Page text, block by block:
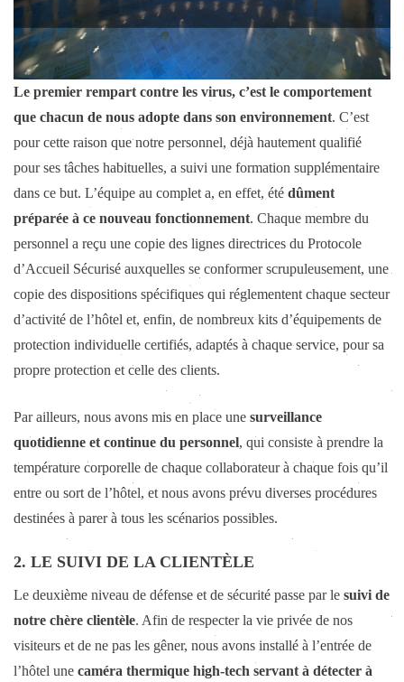
Le premier rempart contre les virus, c’est le comportement
que chacun de nous adopte dans son environnement. C’est
pour cette raison que notre personnel, déjà hautement qualifié
pour ses tâches habituelles, a suivi une formation supplémentaire
dans ce but. L’équipe au complet a, en effet, été dûment
préparée à ce nouveau fonctionnement. Chaque membre du
personnel a reçu une copie des lignes directrices du Protocole
d’Accueil Sécurisé auxquelles se conformer scrupuleusement, une
copie des dispositions spécifiques qui réglementent chaque secteur
d’activité de l’hôtel et, enfin, de nombreux kits d’équipements de
protection individuelle certifiés, adaptés à chaque service, pour sa
propre protection et celle des clients.
Par ailleurs, nous avons mis en place une surveillance
quotidienne et continue du personnel, qui consiste à prendre la
température corporelle de chaque collaborateur à chaque fois qu’il
entre ou sort de l’hôtel, et nous avons prévu diverses procédures
destinées à parer à tous les scénarios possibles.
2. LE SUIVI DE LA CLIENTÈLE
Le deuxième niveau de défense et de sécurité passe par le suivi de
notre chère clientèle. Afin de respecter la vie privée de nos
visiteurs et de ne pas les gêner, nous avons installé à l’entrée de
l’hôtel une caméra thermique high-tech servant à détecter à